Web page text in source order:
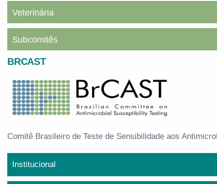
Veterinária
Subcomitês
BRCAST
Comitê Brasileiro de Teste de Sensibilidade aos
Institucional